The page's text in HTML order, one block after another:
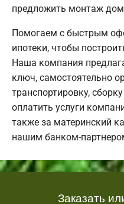
предложить монтаж
Помогаем с быстрым
ипотеки, чтобы
Наша компания
ключ, самостоятельно
транспортировку,
оплатить услуги
также за материнский
нашим банком-
Заказать